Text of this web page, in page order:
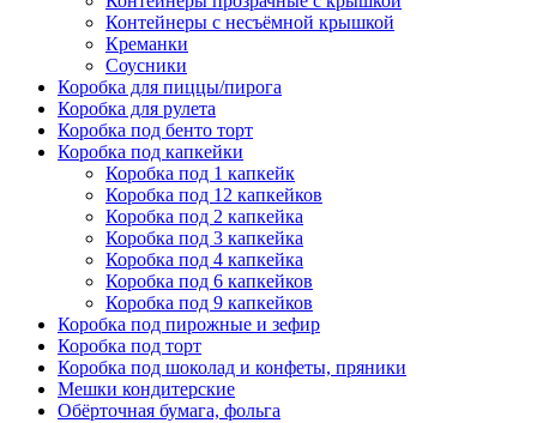
Контейнеры с несъёмной крышкой
Креманки
Соусники
Коробка для пиццы/пирога
Коробка для рулета
Коробка под бенто торт
Коробка под капкейки
Коробка под 1 капкейк
Коробка под 12 капкейков
Коробка под 2 капкейка
Коробка под 3 капкейка
Коробка под 4 капкейка
Коробка под 6 капкейков
Коробка под 9 капкейков
Коробка под пирожные и зефир
Коробка под торт
Коробка под шоколад и конфеты, пряники
Мешки кондитерские
Обёрточная бумага, фольга